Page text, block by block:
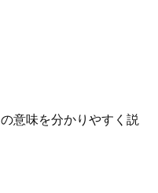
の意味を分かりやすく説